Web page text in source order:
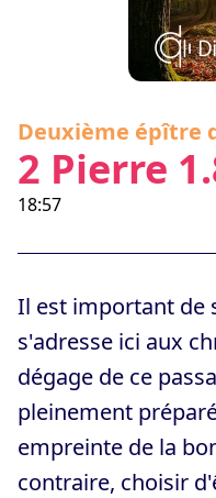
Deuxième épître
2 Pierre
18:57
Il est important de
s'adresse ici aux
dégage de ce
pleinement
empreinte de la
contraire, choisir